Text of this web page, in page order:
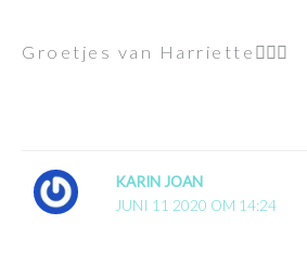
Groetjes van Harriette🙋🏽‍♀️
KARIN JOAN
JUNI 11 2020 OM 14:24